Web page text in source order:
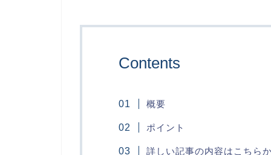
Contents
概要
ポイント
詳しい記事の内容はこちら